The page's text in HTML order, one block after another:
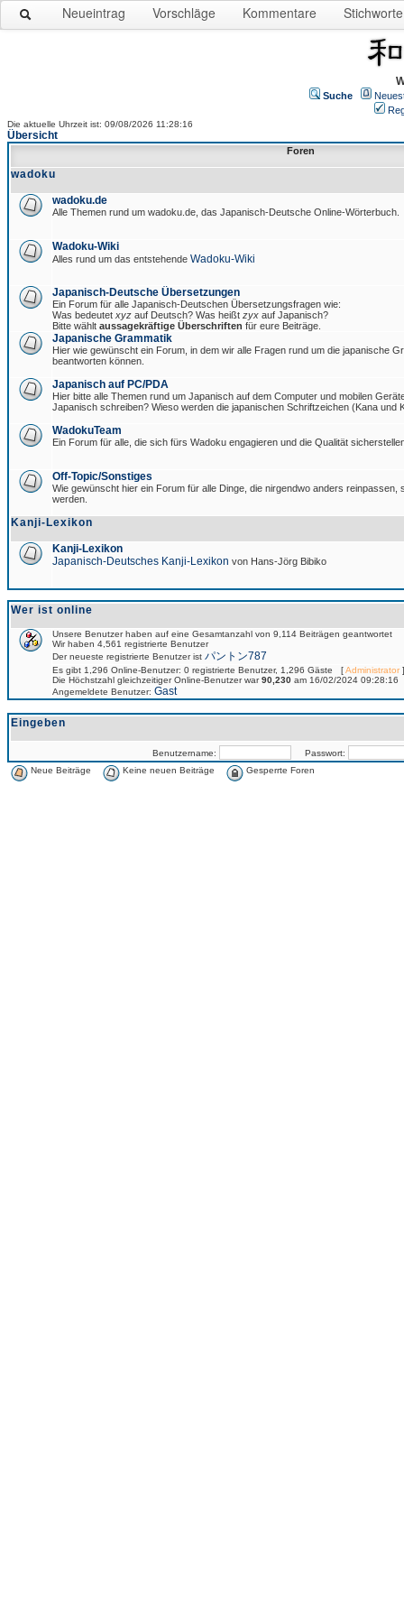
Neueintrag Vorschläge Kommentare Stichworte
Suche
Die aktuelle Uhrzeit ist: 09/08/2026 11:28:16
Übersicht
Foren
wadoku
wadoku.de
Alle Themen rund um wadoku.de, das Japanisch-Deutsche Online-Wörterbuch.
Wadoku-Wiki
Alles rund um das entstehende Wadoku-Wiki
Japanisch-Deutsche Übersetzungen
Ein Forum für alle Japanisch-Deutschen Übersetzungsfragen wie:
Was bedeutet xyz auf Deutsch? Was heißt zyx auf Japanisch?
Bitte wählt aussagekräftige Überschriften für eure Beiträge.
Japanische Grammatik
Hier wie gewünscht ein Forum, in dem wir alle Fragen rund um die japanische
beantworten können.
Japanisch auf PC/PDA
Hier bitte alle Themen rund um Japanisch auf dem Computer und mobilen
Japanisch schreiben? Wieso werden die japanischen Schriftzeichen (Kana und
WadokuTeam
Ein Forum für alle, die sich fürs Wadoku engagieren und die Qualität
Off-Topic/Sonstiges
Wie gewünscht hier ein Forum für alle Dinge, die nirgendwo anders reinpassen,
werden.
Kanji-Lexikon
Kanji-Lexikon
Japanisch-Deutsches Kanji-Lexikon von Hans-Jörg Bibiko
Wer ist online
Unsere Benutzer haben auf eine Gesamtanzahl von 9,114 Beiträgen geantwortet
Wir haben 4,561 registrierte Benutzer
Der neueste registrierte Benutzer ist パントン787
Es gibt 1,296 Online-Benutzer: 0 registrierte Benutzer, 1,296 Gäste [Administrator
Die Höchstzahl gleichzeitiger Online-Benutzer war90,230 am 16/02/2024 09:28:16
Angemeldete Benutzer: Gast
Eingeben
Benutzername:
Passwort:
Neue Beiträge
Keine neuen Beiträge Gesperrte Foren